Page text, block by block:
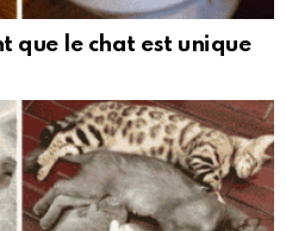
que le chat est unique